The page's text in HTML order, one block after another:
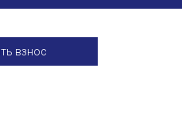
взнос